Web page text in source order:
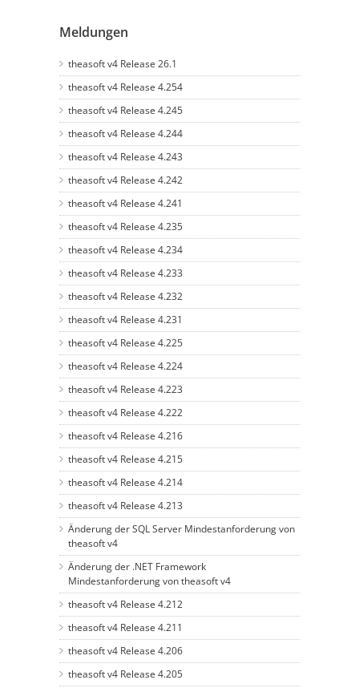
Meldungen
theasoft v4 Release 26.1
theasoft v4 Release 4.254
theasoft v4 Release 4.245
theasoft v4 Release 4.244
theasoft v4 Release 4.243
theasoft v4 Release 4.242
theasoft v4 Release 4.241
theasoft v4 Release 4.235
theasoft v4 Release 4.234
theasoft v4 Release 4.233
theasoft v4 Release 4.232
theasoft v4 Release 4.231
theasoft v4 Release 4.225
theasoft v4 Release 4.224
theasoft v4 Release 4.223
theasoft v4 Release 4.222
theasoft v4 Release 4.216
theasoft v4 Release 4.215
theasoft v4 Release 4.214
theasoft v4 Release 4.213
Änderung der SQL Server Mindestanforderung von
theasoft v4
Änderung der .NET Framework
Mindestanforderung von theasoft v4
theasoft v4 Release 4.212
theasoft v4 Release 4.211
theasoft v4 Release 4.206
theasoft v4 Release 4.205